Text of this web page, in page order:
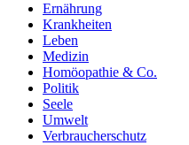
Ernährung
Krankheiten
Leben
Medizin
Homöopathie & Co.
Politik
Seele
Umwelt
Verbraucherschutz